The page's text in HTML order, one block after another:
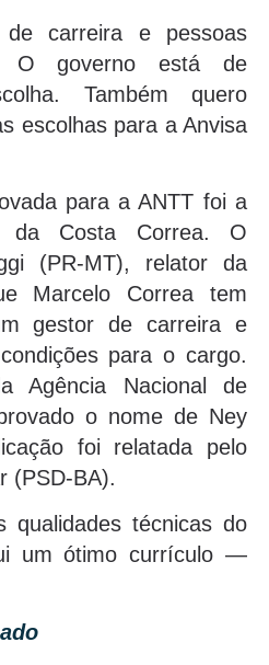
carreira e pessoas
O governo está de
Também quero
escolhas para a Anvisa
para a ANTT foi a
da Costa Correa. O
(PR-MT), relator da
Marcelo Correa tem
gestor de carreira e
para o cargo.
Agência Nacional de
o nome de Ney
foi relatada pelo
(PSD-BA).
técnicas do
um ótimo currículo —